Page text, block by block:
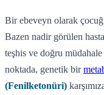
Bir ebeveyn olarak
Bazen nadir görülen
teşhis ve doğru
noktada, genetik bir
(Fenilketonüri)